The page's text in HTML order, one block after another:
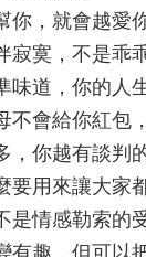
你，就會越愛
寂寞，不是乖
味道，你的人
不會給你紅包
，你越有談判
要用來讓大家
是情感勒索的
有趣，但可以